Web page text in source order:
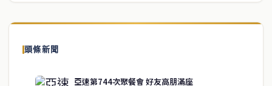
頭條新聞
亞速第744次聚餐會 好友高朋滿座